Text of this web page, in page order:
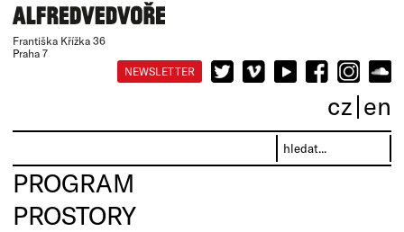
Františka Křížka 36
Praha 7
NEWSLETTER
cz en
PROGRAM
PROSTORY